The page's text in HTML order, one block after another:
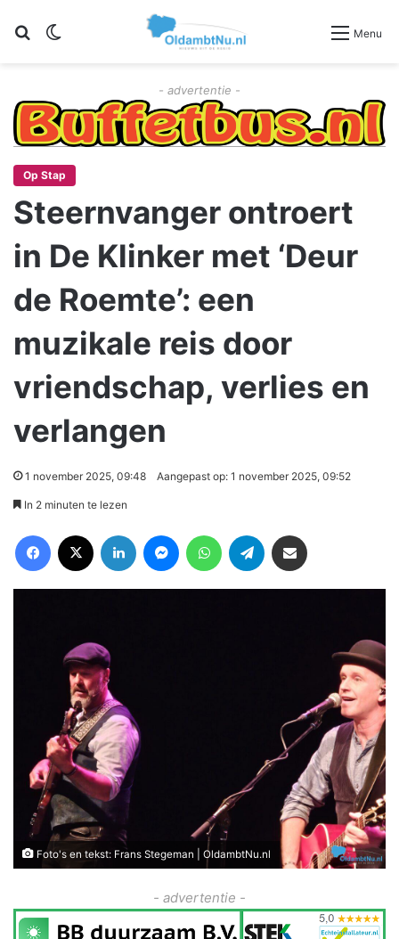
Zoeken Menu
- advertentie -
Op Stap
Steernvanger ontroert
in De Klinker met ‘Deur
de Roemte’: een
muzikale reis door
vriendschap, verlies en
verlangen
1 november 2025, 09:48 Aangepast op: 1 november 2025, 09:52
In 2 minuten te lezen
Foto's en tekst: Frans Stegeman | OldambtNu.nl
- advertentie -